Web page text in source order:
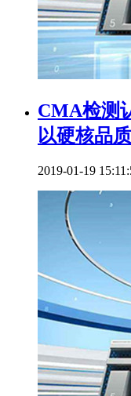
CMA检测
以硬核品
2019-01-19